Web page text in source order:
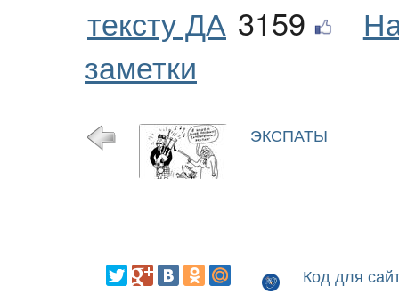
тексту ДА 3159
заметки
ЭКСПАТЫ
Код для